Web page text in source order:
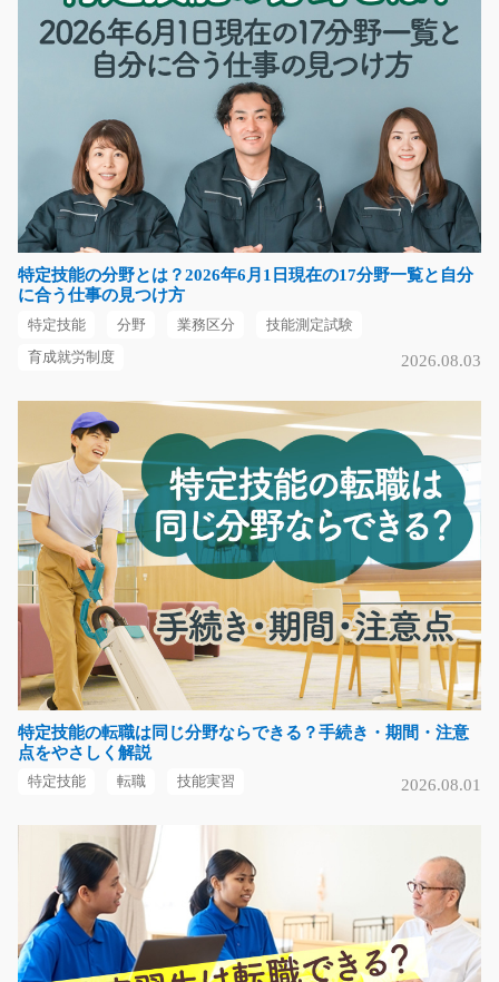
神奈川県川崎市高津区
気になる
プラスチックの検査作業/t03_00831
急募
工場内で半導体製造装置に使用する チューブの射出成型
作業や検査をお任せ…
長期（3ヶ月以上）
時給1100円～時給1375円
熊本県合志市
商品の仕分けやピッキング/y03_00906
☆夜勤でお仕事をお探しの方必見☆台車を押しながら配
送先ごとに商品を仕分…
長期（3ヶ月以上）
時給1000円～時給1250円
福岡県三井郡大刀洗町
気になる
電子機器の組立や検査や部品のピッキング/y01_00
575
【電子機器の手作業での組付けや電動ドライバーを使っ
た組立、目視による…
長期（3ヶ月以上）
時給1077円～
愛知県名古屋市南区
特定技能の分野とは？2026年6月1日現在の17分野一覧と自分
に合う仕事の見つけ方
特定技能 分野 業務区分 技能測定試験
育成就労制度 2026.08.03
特定技能の転職は同じ分野ならできる？手続き・期間・注意
点をやさしく解説
特定技能 転職 技能実習 2026.08.01